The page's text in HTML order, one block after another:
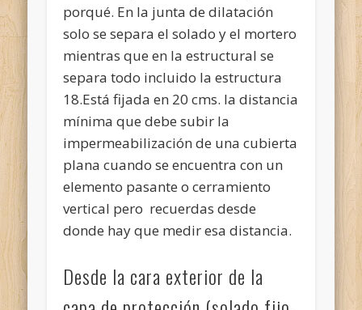
porqué. En la junta de dilatación
solo se separa el solado y el mortero
mientras que en la estructural se
separa todo incluido la estructura
18.Está fijada en 20 cms. la distancia
mínima que debe subir la
impermeabilización de una cubierta
plana cuando se encuentra con un
elemento pasante o cerramiento
vertical pero recuerdas desde
donde hay que medir esa distancia.
Desde la cara exterior de la